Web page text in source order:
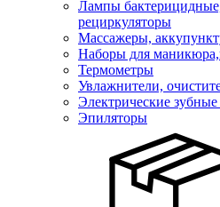
Лампы
рециркуляторы
Массажеры,
Наборы для
Термометры
Увлажнители,
Электрические
Эпиляторы